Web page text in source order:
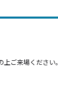
ご来場ください。